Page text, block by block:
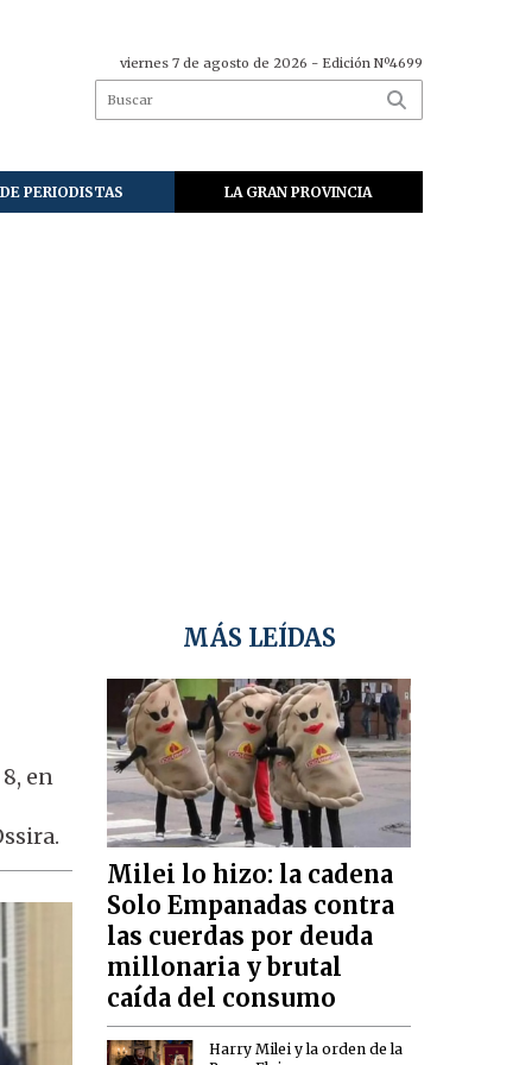
viernes 7 de agosto de 2026 - Edición Nº4699
PERIODISTAS LA GRAN PROVINCIA
en
MÁS LEÍDAS
Milei lo hizo: la cadena
Solo Empanadas contra
las cuerdas por deuda
millonaria y brutal
caída del consumo
Harry Milei y la orden de la